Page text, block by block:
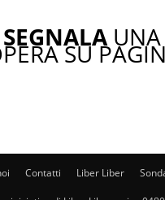
SEGNALAUNA
SU
Contatti Liber Liber